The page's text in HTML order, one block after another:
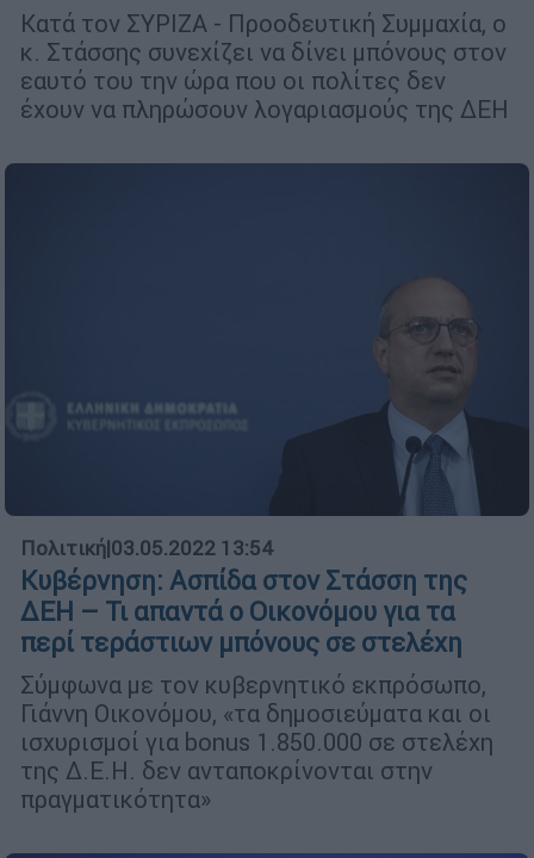
Κατά τον ΣΥΡΙΖΑ - Προοδευτική Συμμαχία, ο
κ. Στάσσης συνεχίζει να δίνει μπόνους στον
εαυτό του την ώρα που οι πολίτες δεν
έχουν να πληρώσουν λογαριασμούς της ΔΕΗ
Πολιτική|03.05.2022 13:54
Κυβέρνηση: Ασπίδα στον Στάσση της
ΔΕΗ – Τι απαντά ο Οικονόμου για τα
περί τεράστιων μπόνους σε στελέχη
Σύμφωνα με τον κυβερνητικό εκπρόσωπο,
Γιάννη Οικονόμου, «τα δημοσιεύματα και οι
ισχυρισμοί για bonus 1.850.000 σε στελέχη
της Δ.Ε.Η. δεν ανταποκρίνονται στην
πραγματικότητα»